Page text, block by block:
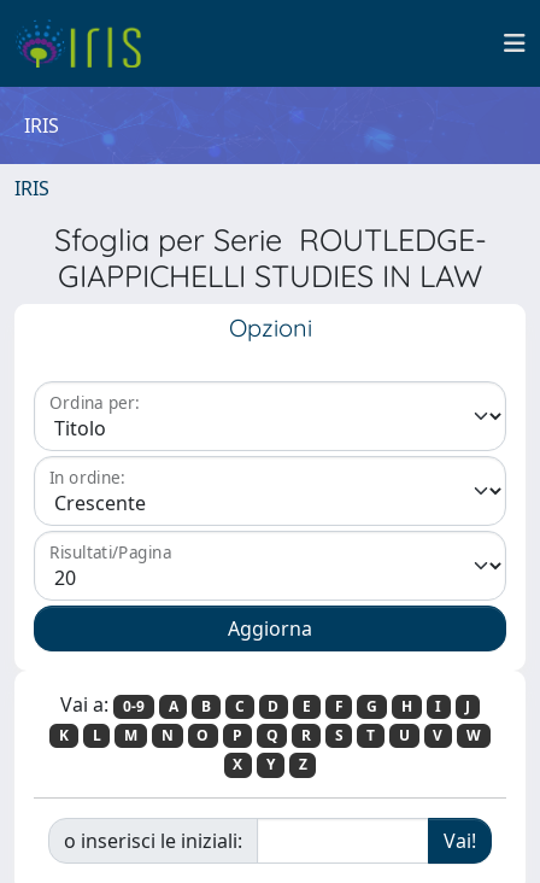
IRIS
IRIS
Sfoglia per Serie ROUTLEDGE-
GIAPPICHELLI STUDIES IN LAW
Opzioni
Ordina per:
In ordine:
Risultati/Pagina
Vai a: 0-9 A B C D E F G H I
J
K
L M N O P Q R S T U V
W
X
Y Z
o inserisci le iniziali: